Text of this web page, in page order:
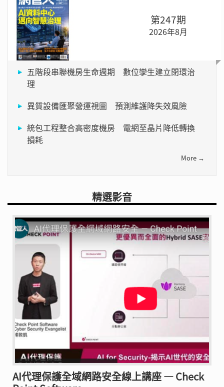
第247期
2026年8月
五階段串聯機房生命週期 數位孿生建立閉環治
理
異質設備匯聚營運視圖 預測維護降失效風險
統包工程整合高密度機房 電網至晶片降低轉換
損耗
More →
精選影音
AI代理保護全域網路安全線上講座 — Check